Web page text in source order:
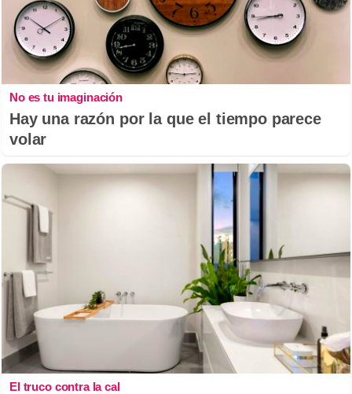
No es tu imaginación
Hay una razón por la que el tiempo parece
volar
El truco contra la cal